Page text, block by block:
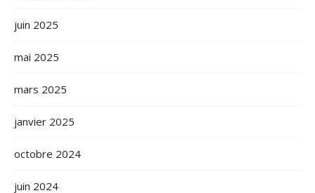
juin 2025
mai 2025
mars 2025
janvier 2025
octobre 2024
juin 2024